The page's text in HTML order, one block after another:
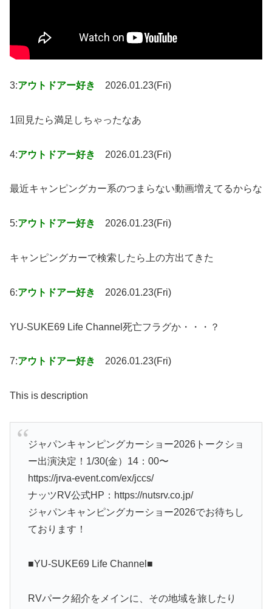
3:アウトドアー好き 2026.01.23(Fri)
1回見たら満足しちゃったなあ
4:アウトドアー好き 2026.01.23(Fri)
最近キャンピングカー系のつまらない動画増えてるからな
5:アウトドアー好き 2026.01.23(Fri)
キャンピングカーで検索したら上の方出てきた
6:アウトドアー好き 2026.01.23(Fri)
YU-SUKE69 Life Channel死亡フラグか・・・？
7:アウトドアー好き 2026.01.23(Fri)
This is description
ジャパンキャンピングカーショー2026トークショ
ー出演決定！1/30(金）14：00〜
https://jrva-event.com/ex/jccs/
ナッツRV公式HP：https://nutsrv.co.jp/
ジャパンキャンピングカーショー2026でお待ちし
ております！
■YU-SUKE69 Life Channel■
RVパーク紹介をメインに、その地域を旅したり